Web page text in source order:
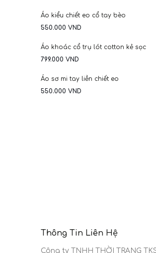
Áo kiểu chiết eo cổ tay bèo
550.000 VND
HOT
Áo khoác cổ trụ lót cotton kẻ sọc
799.000 VND
NEW
Áo sơ mi tay liền chiết eo
550.000 VND
Thông Tin Liên Hệ
Công ty TNHH THỜI TRANG